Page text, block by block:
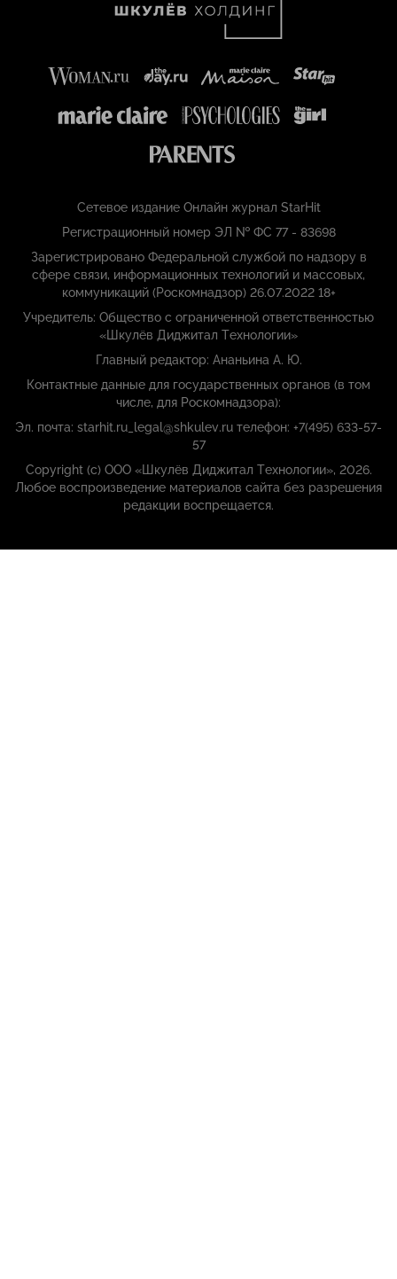
Сетевое издание Онлайн журнал StarHit
Регистрационный номер ЭЛ № ФС 77 - 83698
Зарегистрировано Федеральной службой по надзору в
сфере связи, информационных технологий и массовых,
коммуникаций (Роскомнадзор) 26.07.2022 18+
Учредитель: Общество с ограниченной ответственностью
«Шкулёв Диджитал Технологии»
Главный редактор: Ананьина А. Ю.
Контактные данные для государственных органов (в том
числе, для Роскомнадзора):
Эл. почта: starhit.ru_legal@shkulev.ru телефон: +7(495) 633-57-
57
Copyright (с) ООО «Шкулёв Диджитал Технологии», 2026.
Любое воспроизведение материалов сайта без разрешения
редакции воспрещается.